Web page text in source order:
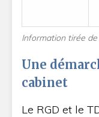
Information tirée
Une
cabinet
Le RGD et le